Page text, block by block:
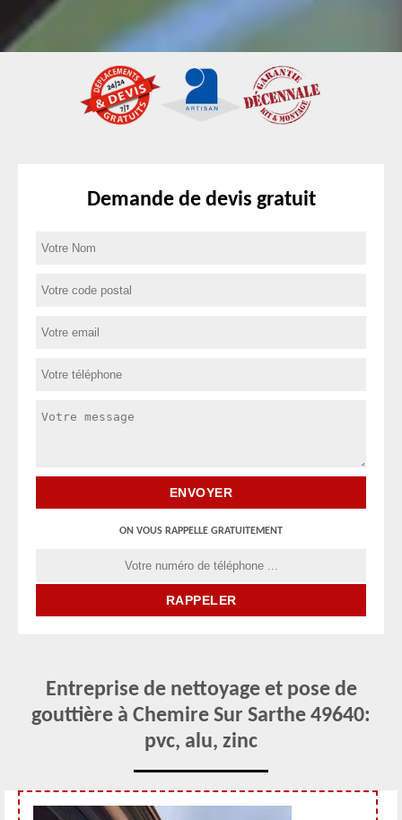
Demande de devis gratuit
ON VOUS RAPPELLE GRATUITEMENT
Entreprise de nettoyage et pose de
gouttière à Chemire Sur Sarthe 49640:
pvc, alu, zinc